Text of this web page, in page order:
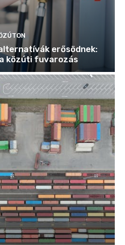
erősödnek:
közúti fuvarozás